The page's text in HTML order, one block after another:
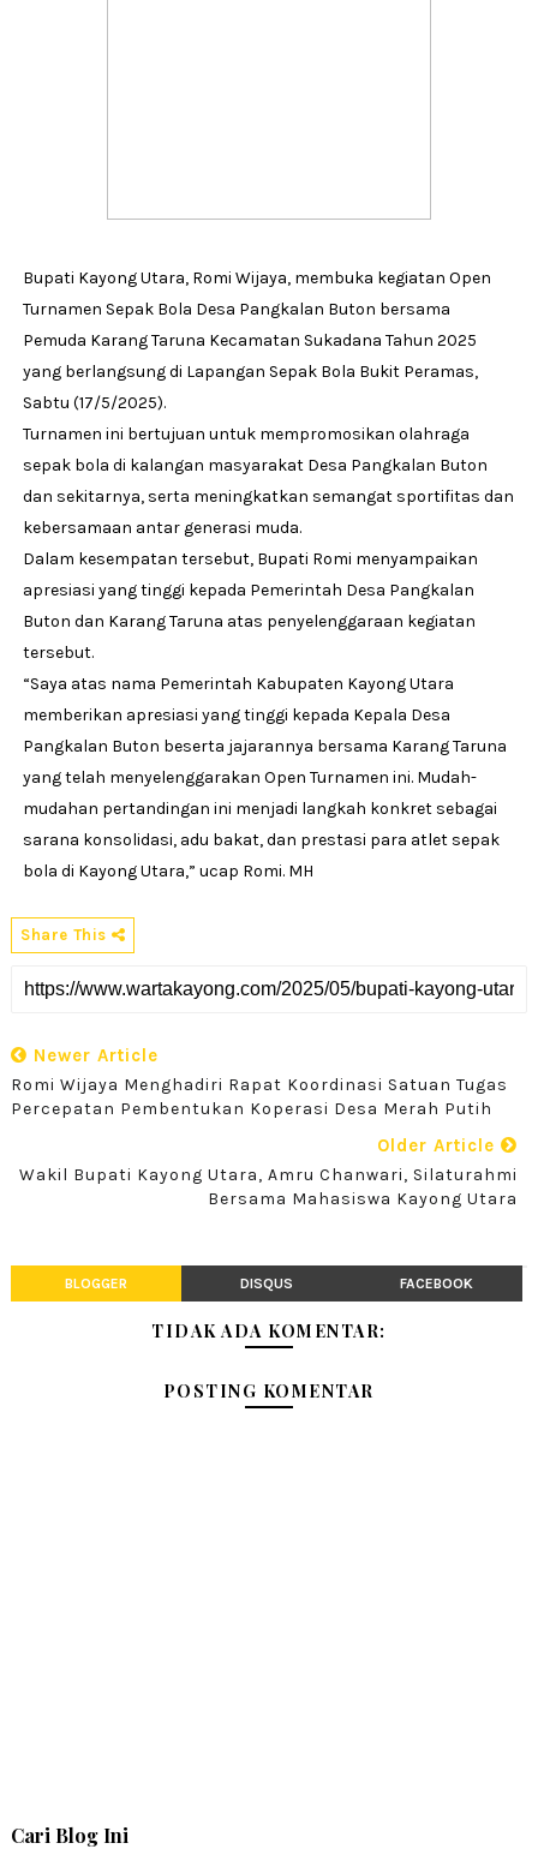
Bupati Kayong Utara, Romi Wijaya, membuka kegiatan Open
Turnamen Sepak Bola Desa Pangkalan Buton bersama
Pemuda Karang Taruna Kecamatan Sukadana Tahun 2025
yang berlangsung di Lapangan Sepak Bola Bukit Peramas,
Sabtu (17/5/2025).
Turnamen ini bertujuan untuk mempromosikan olahraga
sepak bola di kalangan masyarakat Desa Pangkalan Buton
dan sekitarnya, serta meningkatkan semangat sportifitas dan
kebersamaan antar generasi muda.
Dalam kesempatan tersebut, Bupati Romi menyampaikan
apresiasi yang tinggi kepada Pemerintah Desa Pangkalan
Buton dan Karang Taruna atas penyelenggaraan kegiatan
tersebut.
“Saya atas nama Pemerintah Kabupaten Kayong Utara
memberikan apresiasi yang tinggi kepada Kepala Desa
Pangkalan Buton beserta jajarannya bersama Karang Taruna
yang telah menyelenggarakan Open Turnamen ini. Mudah-
mudahan pertandingan ini menjadi langkah konkret sebagai
sarana konsolidasi, adu bakat, dan prestasi para atlet sepak
bola di Kayong Utara,” ucap Romi. MH
Share This
Newer Article
Romi Wijaya Menghadiri Rapat Koordinasi Satuan Tugas
Percepatan Pembentukan Koperasi Desa Merah Putih
Older Article
Wakil Bupati Kayong Utara, Amru Chanwari, Silaturahmi
Bersama Mahasiswa Kayong Utara
BLOGGER DISQUS FACEBOOK
TIDAK ADA KOMENTAR:
POSTING KOMENTAR
Cari Blog Ini